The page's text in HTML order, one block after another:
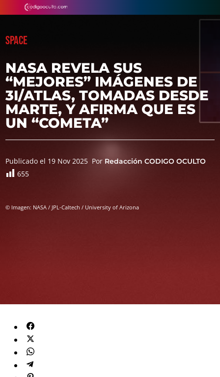
SPACE
NASA REVELA SUS
“MEJORES” IMÁGENES DE
3I/ATLAS, TOMADAS DESDE
MARTE, Y AFIRMA QUE ES
UN “COMETA”
Publicado el 19 Nov 2025 Por Redacción CODIGO OCULTO
655
© Imagen: NASA / JPL-Caltech / University of Arizona